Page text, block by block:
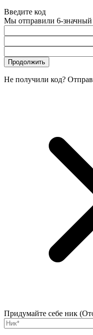
Введите код
Мы отправили 6-значный
Продолжить
Не получили код?
Придумайте себе ник